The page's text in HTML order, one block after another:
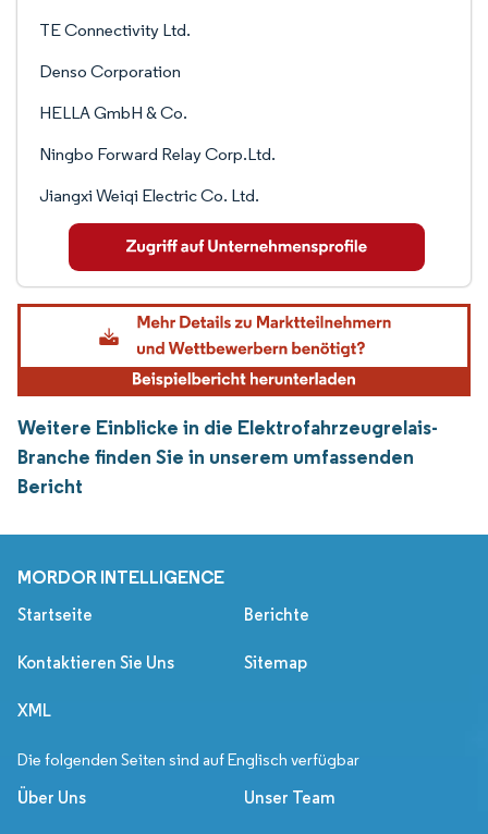
TE Connectivity Ltd.
Denso Corporation
HELLA GmbH & Co.
Ningbo Forward Relay Corp.Ltd.
Jiangxi Weiqi Electric Co. Ltd.
Weitere Einblicke in die Elektrofahrzeugrelais-
Branche finden Sie in unserem umfassenden
Bericht
MORDOR INTELLIGENCE
Startseite Berichte
Kontaktieren Sie Uns Sitemap
XML
Die folgenden Seiten sind auf Englisch verfügbar
Über Uns Unser Team